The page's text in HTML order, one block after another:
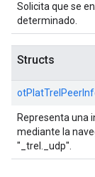
Solicita que se
determinado.
Structs
Representa una
mediante la
"_trel._udp".